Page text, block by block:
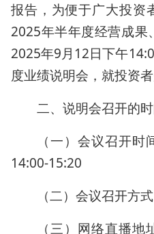
报告，为便于广大投资
2025年半年度经营成
2025年9月12日下午
度业绩说明会，就投资
二、说明会召开的
（一）会议召开
14:00-15:20
（二）会议召开方
（三）网络直播